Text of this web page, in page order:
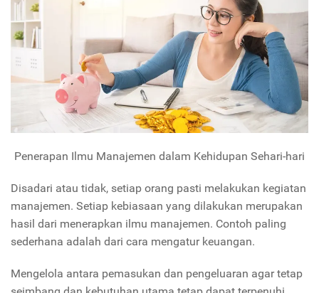
Penerapan Ilmu Manajemen dalam Kehidupan Sehari-hari
Disadari atau tidak, setiap orang pasti melakukan kegiatan
manajemen. Setiap kebiasaan yang dilakukan merupakan
hasil dari menerapkan ilmu manajemen. Contoh paling
sederhana adalah dari cara mengatur keuangan.
Mengelola antara pemasukan dan pengeluaran agar tetap